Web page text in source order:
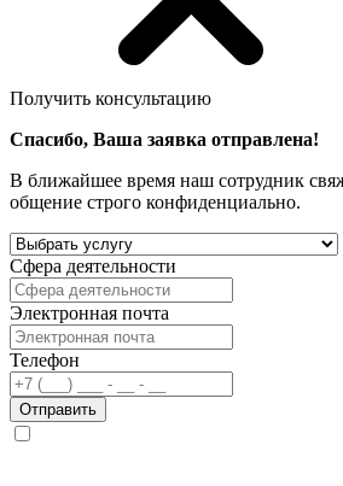
Получить консультацию
Спасибо, Ваша заявка отправлена!
В ближайшее время наш сотрудник
общение строго конфиденциально.
Сфера деятельности
Электронная почта
Телефон
Отправить